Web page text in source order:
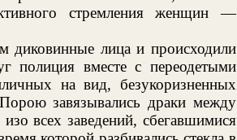
стремления женщин —
диковинные лица и происходили
полиция вместе с переодетыми
на вид, безукоризненных
завязывались драки между
всех заведений, сбегавшимися